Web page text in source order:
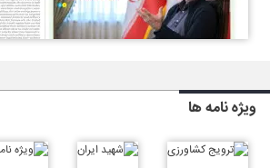
ویژه نامه ها